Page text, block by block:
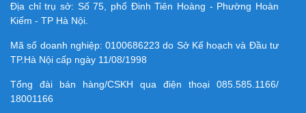
Địa chỉ trụ sở: Số 75, phố Đinh Tiên Hoàng - Phường Hoàn
Kiếm - TP Hà Nội.
Mã số doanh nghiệp:0100686223 do Sở Kế hoạch và Đầu tư
TP.Hà Nội cấp ngày 11/08/1998
Tổng đài bán hàng/CSKH qua điện thoại 085.585.1166/
18001166